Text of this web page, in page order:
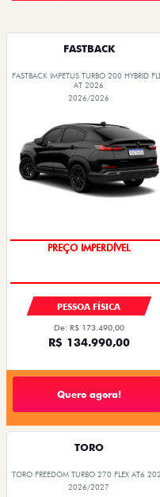
FASTBACK
FASTBACK IMPETUS TURBO 200 HYBRID
AT 2026
2026/2026
PREÇO IMPERDÍVEL
PESSOA FÍSICA
De: R$ 173.490,00
R$ 134.990,00
Quero agora!
TORO
TORO FREEDOM TURBO 270 FLEX AT6
2026/2027